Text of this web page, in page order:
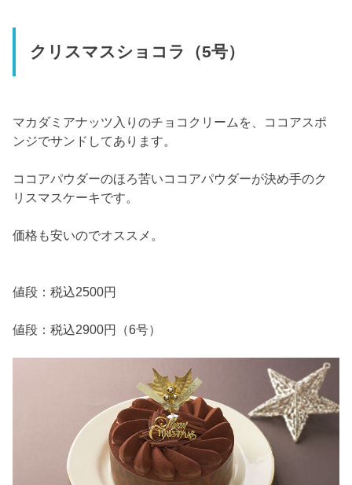
クリスマスショコラ（5号）
マカダミアナッツ入りのチョコクリームを、ココアスポ
ンジでサンドしてあります。
ココアパウダーのほろ苦いココアパウダーが決め手のク
リスマスケーキです。
価格も安いのでオススメ。
値段：税込2500円
値段：税込2900円（6号）